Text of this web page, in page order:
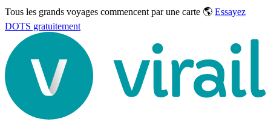
Tous les grands voyages commencent par une carte 🌎 Essayez
DOTS gratuitement